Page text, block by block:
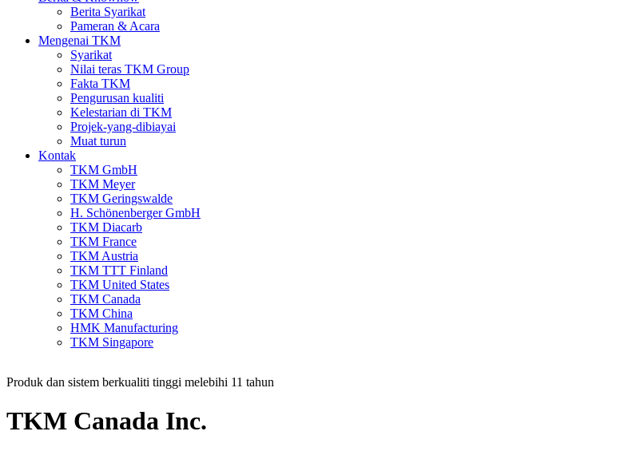
Berita Syarikat
Pameran & Acara
Mengenai TKM
Syarikat
Nilai teras TKM Group
Fakta TKM
Pengurusan kualiti
Kelestarian di TKM
Projek-yang-dibiayai
Muat turun
Kontak
TKM GmbH
TKM Meyer
TKM Geringswalde
H. Schönenberger GmbH
TKM Diacarb
TKM France
TKM Austria
TKM TTT Finland
TKM United States
TKM Canada
TKM China
HMK Manufacturing
TKM Singapore
Produk dan sistem berkualiti tinggi melebihi 11 tahun
TKM Canada Inc.